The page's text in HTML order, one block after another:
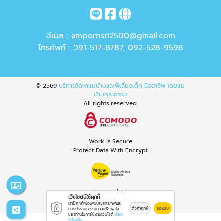
อีเมล : ampornsri2500@gmail.com
โทรศัพท์ : 091-517-8787, 092-628-9598
© 2569บริการจัดหาแม่บ้านและพี่เลี้ยงเด็ก มืออาชีพ โดยแม่
บ้านคุณธรรม
All rights reserved.
Work is Secure
Protect Data With Encrypt
Powered By
Thailand YellowPages
เว็บไซต์นี้ใช้คุกกี้
เราใช้คุกกี้เพื่อเพิ่มประสิทธิภาพและ
มอบประสบการณ์ความพึงพอใจ
ของท่านในการใช้งานเว็บไซต์ เรียน
รู้เพิ่มเติม
ตั้งค่าคุกกี้ ยอมรับ